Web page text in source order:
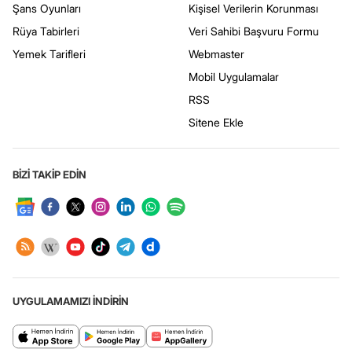
Şans Oyunları
Rüya Tabirleri
Yemek Tarifleri
Kişisel Verilerin Korunması
Veri Sahibi Başvuru Formu
Webmaster
Mobil Uygulamalar
RSS
Sitene Ekle
BİZİ TAKİP EDİN
UYGULAMAMIZI İNDİRİN